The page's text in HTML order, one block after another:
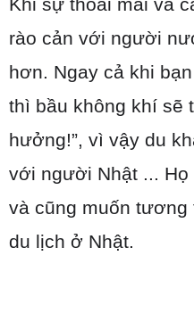
rào cản với người
hơn. Ngay cả khi
thì bầu không khí sẽ
hưởng!”, vì vậy du
với người Nhật ...
và cũng muốn
du lịch ở Nhật.